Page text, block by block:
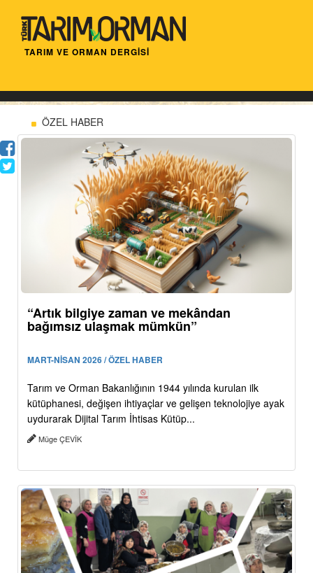
TARIM VE ORMAN DERGİSİ
ÖZEL HABER
“Artık bilgiye zaman ve mekândan
bağımsız ulaşmak mümkün”
MART-NİSAN 2026 / ÖZEL HABER
Tarım ve Orman Bakanlığının 1944 yılında kurulan ilk
kütüphanesi, değişen ihtiyaçlar ve gelişen teknolojiye ayak
uydurarak Dijital Tarım İhtisas Kütüp...
Müge ÇEVİK